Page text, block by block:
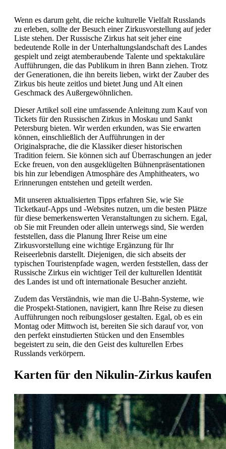
Wenn es darum geht, die reiche kulturelle Vielfalt Russlands
zu erleben, sollte der Besuch einer Zirkusvorstellung auf jeder
Liste stehen. Der Russische Zirkus hat seit jeher eine
bedeutende Rolle in der Unterhaltungslandschaft des Landes
gespielt und zeigt atemberaubende Talente und spektakuläre
Aufführungen, die das Publikum in ihren Bann ziehen. Trotz
der Generationen, die ihn bereits lieben, wirkt der Zauber des
Zirkus bis heute zeitlos und bietet Jung und Alt einen
Geschmack des Außergewöhnlichen.
Dieser Artikel soll eine umfassende Anleitung zum Kauf von
Tickets für den Russischen Zirkus in Moskau und Sankt
Petersburg bieten. Wir werden erkunden, was Sie erwarten
können, einschließlich der Aufführungen in der
Originalsprache, die die Klassiker dieser historischen
Tradition feiern. Sie können sich auf Überraschungen an jeder
Ecke freuen, von den ausgeklügelten Bühnenpräsentationen
bis hin zur lebendigen Atmosphäre des Amphitheaters, wo
Erinnerungen entstehen und geteilt werden.
Mit unseren aktualisierten Tipps erfahren Sie, wie Sie
Ticketkauf-Apps und -Websites nutzen, um die besten Plätze
für diese bemerkenswerten Veranstaltungen zu sichern. Egal,
ob Sie mit Freunden oder allein unterwegs sind, Sie werden
feststellen, dass die Planung Ihrer Reise um eine
Zirkusvorstellung eine wichtige Ergänzung für Ihr
Reiseerlebnis darstellt. Diejenigen, die sich abseits der
typischen Touristenpfade wagen, werden feststellen, dass der
Russische Zirkus ein wichtiger Teil der kulturellen Identität
des Landes ist und oft internationale Besucher anzieht.
Zudem das Verständnis, wie man die U-Bahn-Systeme, wie
die Prospekt-Stationen, navigiert, kann Ihre Reise zu diesen
Aufführungen noch reibungsloser gestalten. Egal, ob es ein
Montag oder Mittwoch ist, bereiten Sie sich darauf vor, von
den perfekt einstudierten Stücken und den Ensembles
begeistert zu sein, die den Geist des kulturellen Erbes
Russlands verkörpern.
Karten für den Nikulin-Zirkus kaufen